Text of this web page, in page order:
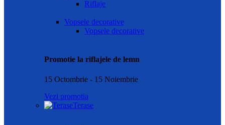
Riflaje
Vopsele decorative
Vopsele decorative
Promotie la riflajele de lemn
15 Octombrie - 15 Noiembrie
Vezi promotia
Terase